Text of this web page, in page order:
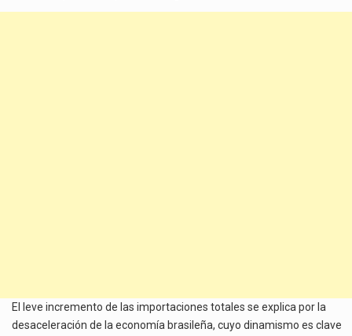
El leve incremento de las importaciones totales se explica por la
desaceleración de la economía brasileña, cuyo dinamismo es clave